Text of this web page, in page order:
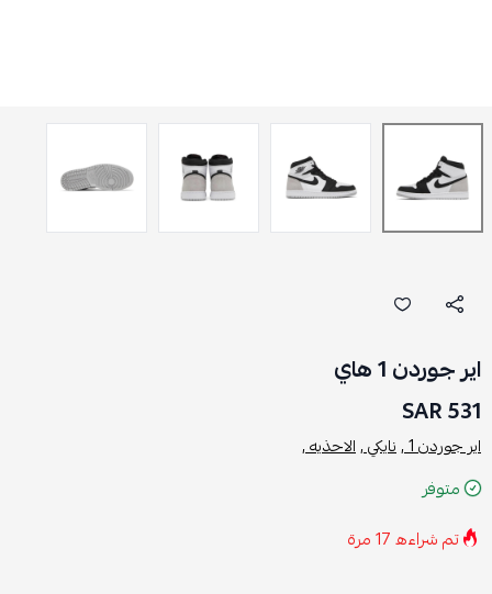
اير جوردن 1 هاي
531 SAR
اير جوردن 1 , نايكي ,الاحذيه ,
متوفر
تم شراءه17مرة